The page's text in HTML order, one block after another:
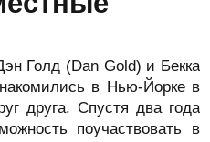
Голд (Dan Gold) и Бекка
в Нью-Йорке в
друга. Спустя два года
поучаствовать в